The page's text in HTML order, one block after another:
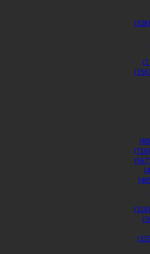
(328)
(156)
(716)
(567)
(316)